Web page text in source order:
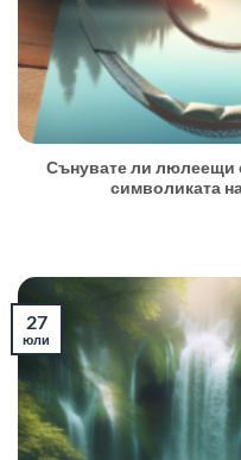
Сънувате ли люлеещи
символиката
27
юли